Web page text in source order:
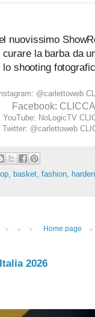
nuovissimo
la barba da
shooting
: @carlettoweb
Facebook:
YouTube: NoLogicTV
Twitter: @carlettoweb
, basket, fashion, harden
Home page
2026